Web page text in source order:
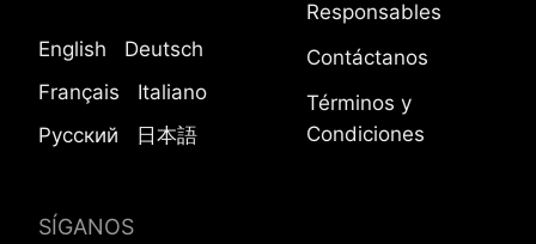
English
Deutsch
Français
Italiano
Русский
日本語
SÍGANOS
Responsables
Contáctanos
Términos y
Condiciones